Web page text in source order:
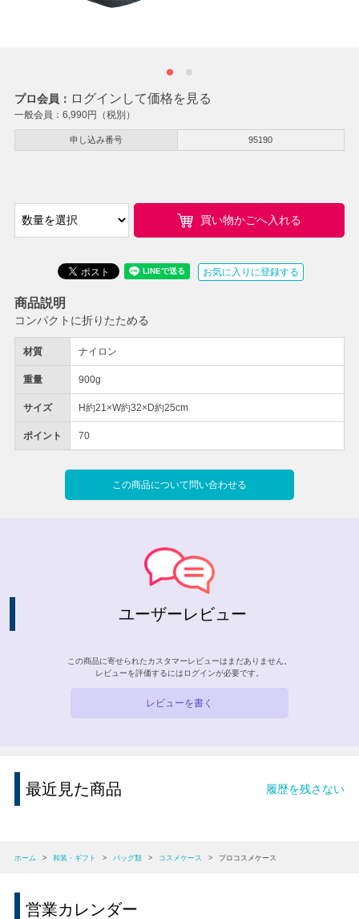
プロ会員： ログインして価格を見る
一般会員： 6,990円（税別）
申し込み番号 95190
材質 ナイロン
重量 900g
サイズ H約21×W約32×D約25cm
ポイント 70
買い物かごへ入れる
お気に入りに登録する
この商品について問い合わせる
商品説明
コンパクトに折りたためる
ユーザーレビュー
この商品に寄せられたカスタマーレビューはまだありません。
レビューを評価するには ログインが必要です。
レビューを書く
最近見た商品 履歴を残さない
ホーム > 和装・ギフト > バッグ類 > コスメケース > プロコスメケース
営業カレンダー